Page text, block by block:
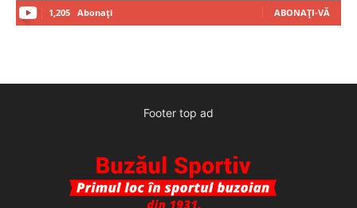
1,205 Abonați ABONAȚI-VĂ
Footer top ad